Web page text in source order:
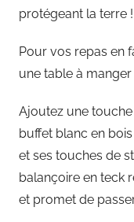
protégeant la terre !
Pour vos repas en
une table à
Ajoutez une
buffet blanc en
et ses touches de
balançoire en teck
et promet de